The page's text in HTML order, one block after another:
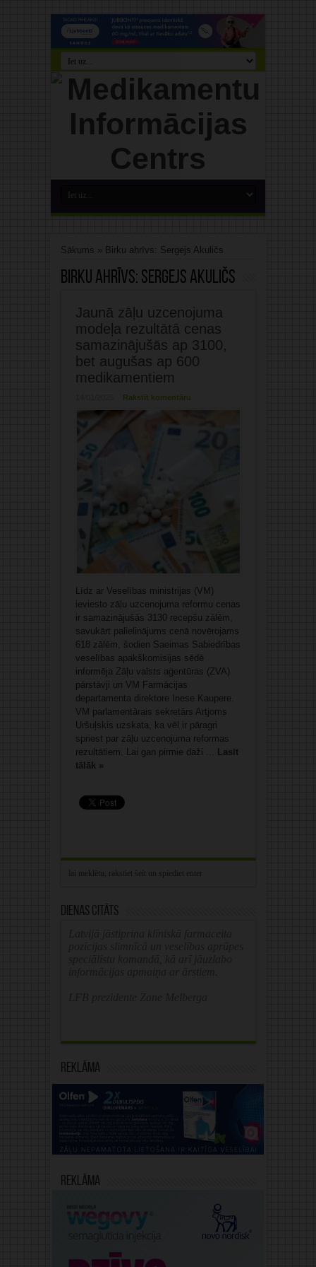
Sākums » Birku ahrīvs: Sergejs Akuličs
Birku ahrīvs: Sergejs Akuličs
Jaunā zāļu uzcenojuma
modeļa rezultātā cenas
samazinājušās ap 3100,
bet augušas ap 600
medikamentiem
Rakstīt komentāru
Līdz ar Veselības ministrijas (VM)
ieviesto zāļu uzcenojuma reformu cenas
ir samazinājušās 3130 recepšu zālēm,
savukārt palielinājums cenā novērojams
618 zālēm, šodien Saeimas Sabiedrības
veselības apakškomisijas sēdē
informēja Zāļu valsts aģentūras (ZVA)
pārstāvji un VM Farmācijas
departamenta direktore Inese Kaupere.
VM parlamentārais sekretārs Artjoms
Uršuļskis uzskata, ka vēl ir pāragri
spriest par zāļu uzcenojuma reformas
rezultātiem. Lai gan pirmie daži ... Lasīt
tālāk »
Dienas citāts
Reklāma
Reklāma